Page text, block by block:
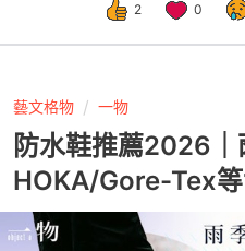
2 0
藝文格物 一物
防水鞋推薦2026
HOKA/Gore-Tex